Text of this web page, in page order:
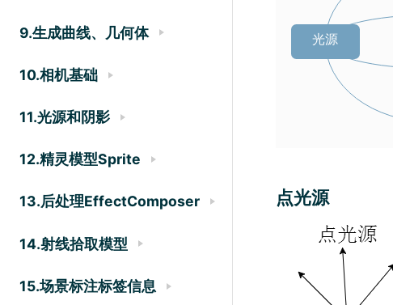
9.生成曲线、几何体
10.相机基础
11.光源和阴影
12.精灵模型Sprite
13.后处理EffectComposer
14.射线拾取模型
15.场景标注标签信息
点光源